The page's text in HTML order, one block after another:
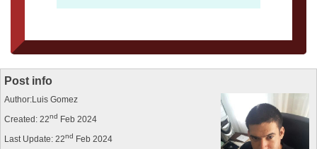
Post info
Author:Luis Gomez
Created: 22nd Feb 2024
Last Update: 22nd Feb 2024